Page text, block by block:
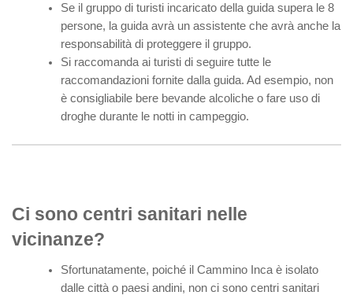
Se il gruppo di turisti incaricato della guida supera le 8
persone, la guida avrà un assistente che avrà anche la
responsabilità di proteggere il gruppo.
Si raccomanda ai turisti di seguire tutte le
raccomandazioni fornite dalla guida. Ad esempio, non
è consigliabile bere bevande alcoliche o fare uso di
droghe durante le notti in campeggio.
Ci sono centri sanitari nelle
vicinanze?
Sfortunatamente, poiché il Cammino Inca è isolato
dalle città o paesi andini, non ci sono centri sanitari